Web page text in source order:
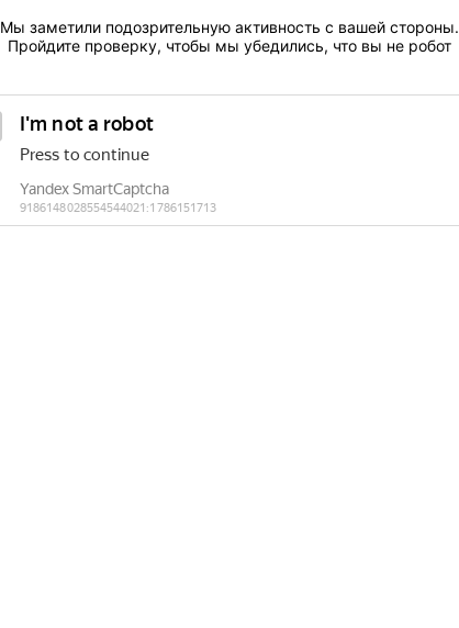
Мы заметили подозрительную активность с вашей стороны.
Пройдите проверку, чтобы мы убедились, что вы не робот